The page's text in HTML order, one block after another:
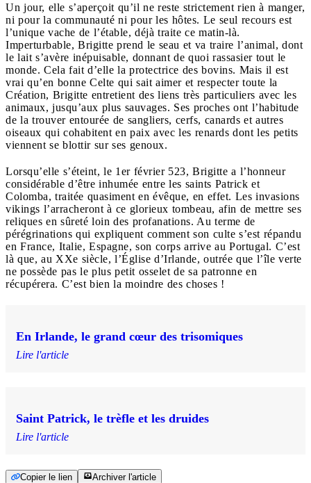
Un jour, elle s’aperçoit qu’il ne reste strictement rien à manger,
ni pour la communauté ni pour les hôtes. Le seul recours est
l’unique vache de l’étable, déjà traite ce matin-là.
Imperturbable, Brigitte prend le seau et va traire l’animal, dont
le lait s’avère inépuisable, donnant de quoi rassasier tout le
monde. Cela fait d’elle la protectrice des bovins. Mais il est
vrai qu’en bonne Celte qui sait aimer et respecter toute la
Création, Brigitte entretient des liens très particuliers avec les
animaux, jusqu’aux plus sauvages. Ses proches ont l’habitude
de la trouver entourée de sangliers, cerfs, canards et autres
oiseaux qui cohabitent en paix avec les renards dont les petits
viennent se blottir sur ses genoux.
Lorsqu’elle s’éteint, le 1er février 523, Brigitte a l’honneur
considérable d’être inhumée entre les saints Patrick et
Colomba, traitée quasiment en évêque, en effet. Les invasions
vikings l’arracheront à ce glorieux tombeau, afin de mettre ses
reliques en sûreté loin des profanations. Au terme de
pérégrinations qui expliquent comment son culte s’est répandu
en France, Italie, Espagne, son corps arrive au Portugal. C’est
là que, au XXe siècle, l’Église d’Irlande, outrée que l’île verte
ne possède pas le plus petit osselet de sa patronne en
récupérera. C’est bien la moindre des choses !
En Irlande, le grand cœur des trisomiques
Lire l'article
Saint Patrick, le trèfle et les druides
Lire l'article
Copier le lien Archiver l'article